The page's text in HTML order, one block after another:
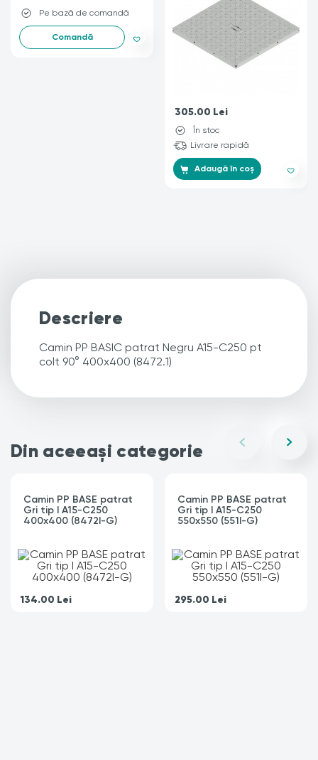
Pe bază de comandă
Comandă
305.00 Lei
În stoc
Livrare rapidă
Adaugă în coș
Descriere
Camin PP BASIC patrat Negru A15-C250 pt
colt 90° 400x400 (8472.1)
Din aceeași categorie
Camin PP BASE patrat
Gri tip I A15-C250
400x400 (8472I-G)
134.00 Lei
Camin PP BASE patrat
Gri tip I A15-C250
550x550 (551I-G)
295.00 Lei